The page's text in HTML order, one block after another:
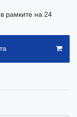
рамките на 24